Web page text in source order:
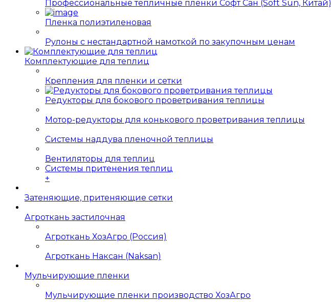
Профессиональные тепличные пленки Софт Сан (Soft Sun, Китай)
Пленка полиэтиленовая
Рулоны с нестандартной намоткой по закупочным ценам
Комплектующие для теплиц
Крепления для пленки и сетки
Редукторы для бокового проветривания теплицы
Мотор-редукторы для конькового проветривания теплицы
Системы наддува пленочной теплицы
Вентиляторы для теплиц
Системы притенения теплиц
+
Затеняющие, притеняющие сетки
Агроткань застилочная
Агроткань ХозАгро (Россия)
Агроткань Наксан (Naksan)
Мульчирующие пленки
Мульчирующие пленки производство ХозАгро